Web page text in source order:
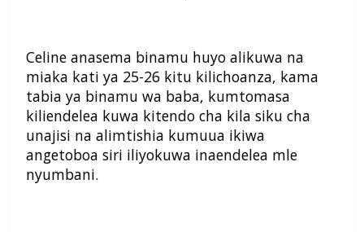
Celine anasema binamu huyo alikuwa na
miaka kati ya 25-26 kitu kilichoanza, kama
tabia ya binamu wa baba, kumtomasa
kiliendelea kuwa kitendo cha kila siku cha
unajisi na alimtishia kumuua ikiwa
angetoboa siri iliyokuwa inaendelea mle
nyumbani.